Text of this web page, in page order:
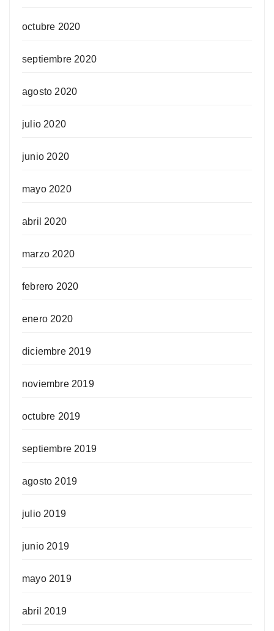
octubre 2020
septiembre 2020
agosto 2020
julio 2020
junio 2020
mayo 2020
abril 2020
marzo 2020
febrero 2020
enero 2020
diciembre 2019
noviembre 2019
octubre 2019
septiembre 2019
agosto 2019
julio 2019
junio 2019
mayo 2019
abril 2019